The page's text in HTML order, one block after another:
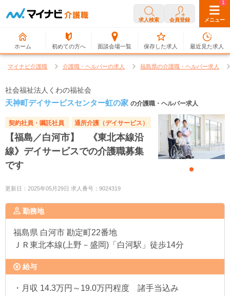
求人検索 会員登録 メニュー
ホーム 初めての方へ 面談会場一覧
0
保存した求人
1
最近見た求人
マイナビ介護職 介護職・ヘルパーの求人 福島県の介護職・ヘルパー求人
社会福祉法人くわの福祉会
天神町デイサービスセンター虹の家 の介護職・ヘルパー求人
契約社員・嘱託社員 通所介護（デイサービス）
【福島／白河市】 《東北本線沿
線》デイサービスでの介護職募集
です
更新日：2025年05月29日 求人番号：9024319
勤務地
福島県 白河市 勘定町22番地
ＪＲ東北本線(上野－盛岡)「白河駅」徒歩14分
給与
・月収 14.3万円～19.0万円程度 諸手当込み